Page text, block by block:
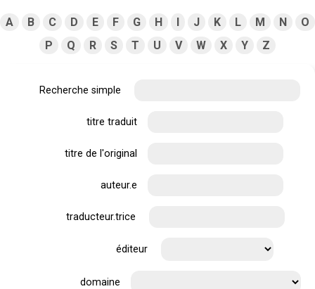
A B C D E F G H I J K L M N
O
P
Q R S T U V W X Y Z
Recherche simple
titre traduit
titre de l'original
auteur.e
traducteur.trice
éditeur
domaine